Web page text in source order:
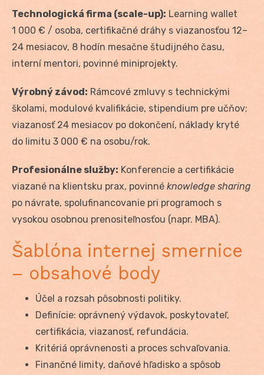
Technologická firma (scale-up): Learning wallet
1 000 € / osoba, certifikačné dráhy s viazanosťou 12–
24 mesiacov, 8 hodín mesačne študijného času,
interní mentori, povinné miniprojekty.
Výrobný závod: Rámcové zmluvy s technickými
školami, modulové kvalifikácie, stipendium pre učňov;
viazanosť 24 mesiacov po dokončení, náklady kryté
do limitu 3 000 € na osobu/rok.
Profesionálne služby: Konferencie a certifikácie
viazané na klientsku prax, povinné knowledge sharing
po návrate, spolufinancovanie pri programoch s
vysokou osobnou prenositeľnosťou (napr. MBA).
Šablóna internej smernice
– obsahové body
Účel a rozsah pôsobnosti politiky.
Definície: oprávnený výdavok, poskytovateľ,
certifikácia, viazanosť, refundácia.
Kritériá oprávnenosti a proces schvaľovania.
Finančné limity, daňové hľadisko a spôsob